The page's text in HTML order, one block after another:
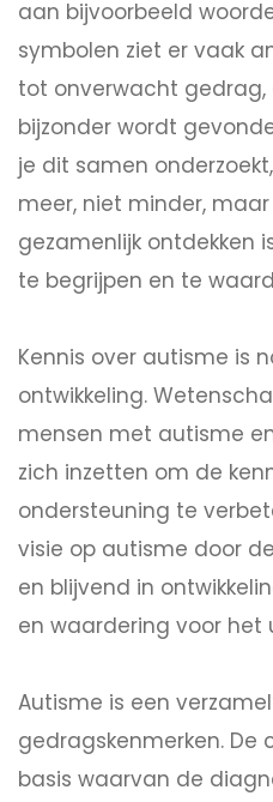
aan bijvoorbeeld
symbolen ziet er vaak
tot onverwacht
bijzonder wordt
je dit samen
meer, niet minder, maar
gezamenlijk ontdekken
te begrijpen en te
Kennis over autisme is
ontwikkeling.
mensen met autisme
zich inzetten om de
ondersteuning te
visie op autisme door
en blijvend in
en waardering voor het
Autisme is een
gedragskenmerken. De
basis waarvan de